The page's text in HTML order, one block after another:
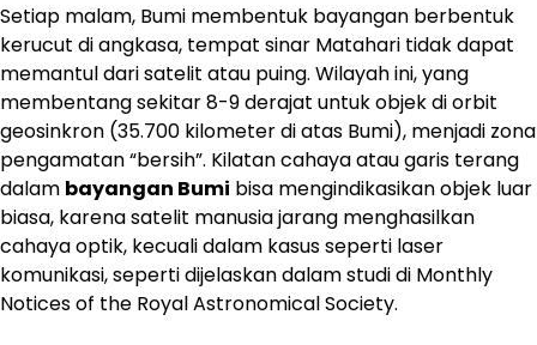
Setiap malam, Bumi membentuk bayangan berbentuk
kerucut di angkasa, tempat sinar Matahari tidak dapat
memantul dari satelit atau puing. Wilayah ini, yang
membentang sekitar 8-9 derajat untuk objek di orbit
geosinkron (35.700 kilometer di atas Bumi), menjadi zona
pengamatan “bersih”. Kilatan cahaya atau garis terang
dalam bayangan Bumi bisa mengindikasikan objek luar
biasa, karena satelit manusia jarang menghasilkan
cahaya optik, kecuali dalam kasus seperti laser
komunikasi, seperti dijelaskan dalam studi di Monthly
Notices of the Royal Astronomical Society.